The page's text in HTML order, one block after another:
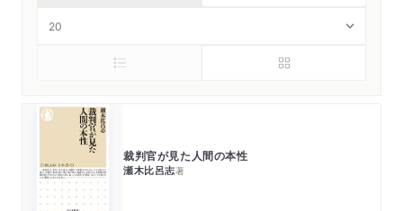
裁判官が見た人間の本性
瀬木比呂志著